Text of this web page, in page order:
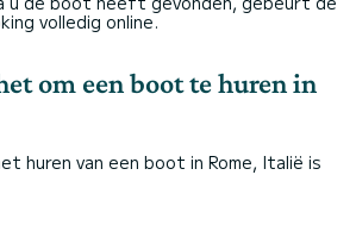
volledig online.
om een boot te huren in
huren van een boot in Rome, Italië is